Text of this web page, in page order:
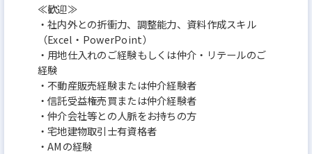
≪歓迎≫
・社内外との折衝力、調整能力、資料作成スキル
（Excel・PowerPoint）
・用地仕入れのご経験もしくは仲介・リテールのご
経験
・不動産販売経験または仲介経験者
・信託受益権売買または仲介経験者
・仲介会社等との人脈をお持ちの方
・宅地建物取引士有資格者
・AMの経験